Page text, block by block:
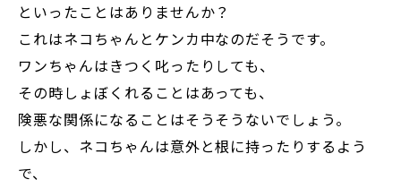
といったことはありませんか？
これはネコちゃんとケンカ中なのだそうです。
ワンちゃんはきつく叱ったりしても、
その時しょぼくれることはあっても、
険悪な関係になることはそうそうないでしょう。
しかし、ネコちゃんは意外と根に持ったりするよう
で、